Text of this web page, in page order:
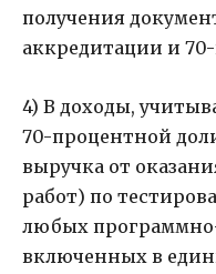
получения
аккредитации и
4) В доходы,
70-процентной
выручка от
работ) по
любых
включенных в